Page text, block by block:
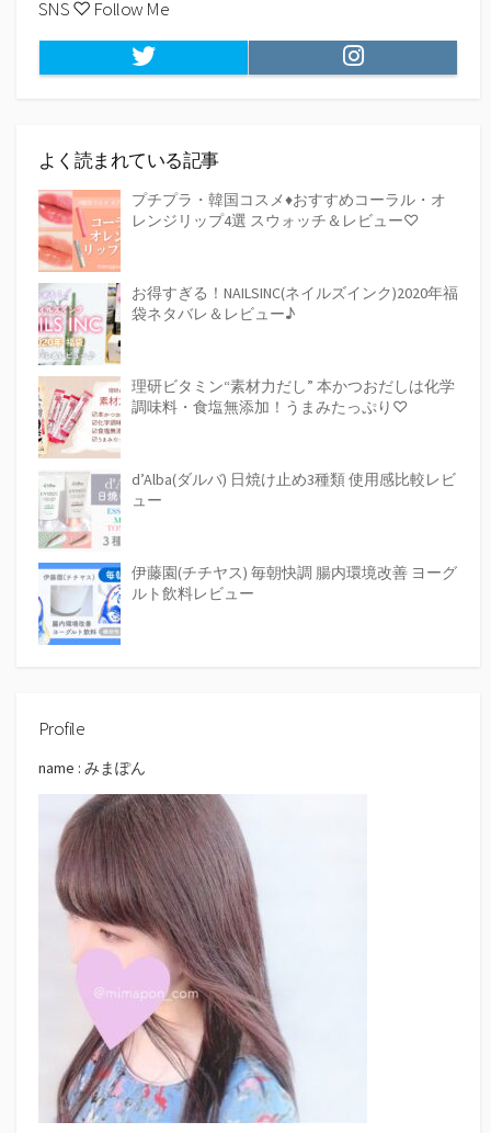
SNS ♡ Follow Me
Twitter Instagram
よく読まれている記事
プチプラ・韓国コスメ♦おすすめコーラル・オ
レンジリップ4選 スウォッチ＆レビュー♡
お得すぎる！NAILSINC(ネイルズインク)2020年福
袋ネタバレ＆レビュー♪
理研ビタミン“素材力だし” 本かつおだしは化学
調味料・食塩無添加！うまみたっぷり♡
d’Alba(ダルバ) 日焼け止め3種類 使用感比較レビ
ュー
伊藤園(チチヤス) 毎朝快調 腸内環境改善 ヨーグ
ルト飲料レビュー
Profile
name : みまぽん